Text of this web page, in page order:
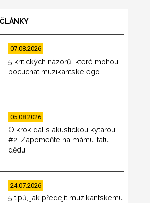
07.08.2026
5 kritických názorů, které mohou
pocuchat muzikantské ego
05.08.2026
O krok dál s akustickou kytarou
#2: Zapomeňte na mámu-tátu-
dědu
24.07.2026
5 tipů, jak předejít muzikantskému